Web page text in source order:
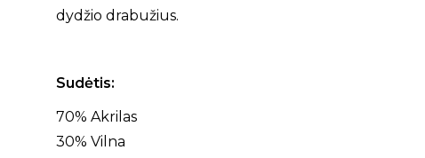
dydžio drabužius.
Sudėtis:
70% Akrilas
30% Vilna